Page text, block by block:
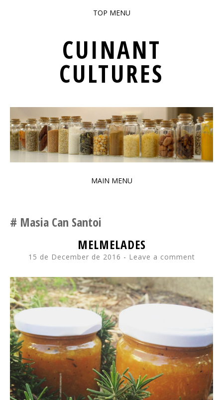
TOP MENU
CUINANT
CULTURES
MAIN MENU
Masia Can Santoi
MELMELADES
15 de December de 2016 Leave a comment